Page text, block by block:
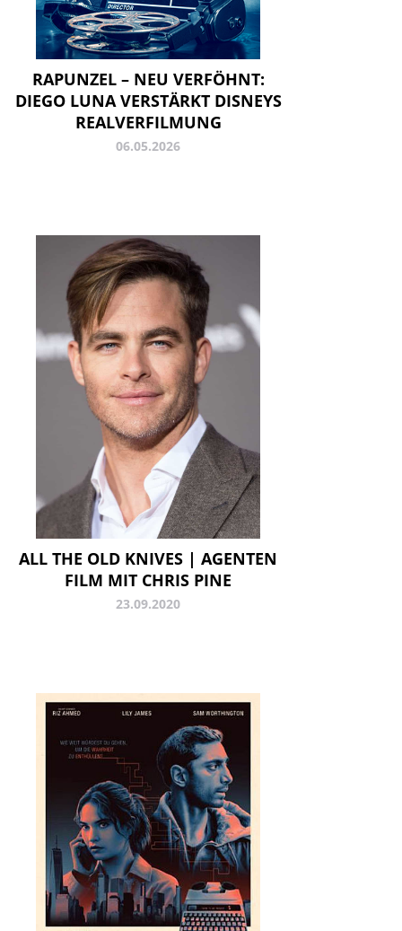
RAPUNZEL – NEU VERFÖHNT:
DIEGO LUNA VERSTÄRKT DISNEYS
REALVERFILMUNG
06.05.2026
ALL THE OLD KNIVES | AGENTEN
FILM MIT CHRIS PINE
23.09.2020